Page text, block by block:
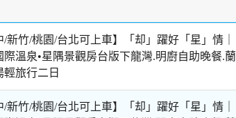
/新竹/桃園/台北可上車】「却」躍好「星」情｜
際溫泉•星隅景觀房台版下龍灣.明廚自助晚餐.蘭
輕旅行二日
/新竹/桃園/台北可上車】「却」躍好「星」情｜